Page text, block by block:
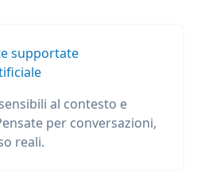
supportate
al contesto e
per conversazioni,
reali.